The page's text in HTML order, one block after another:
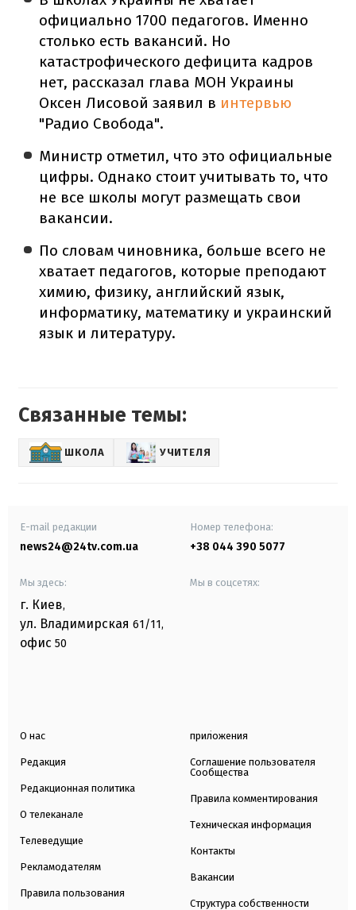
официально 1700 педагогов. Именно
столько есть вакансий. Но
катастрофического дефицита кадров
нет, рассказал глава МОН Украины
Оксен Лисовой заявил в интервью
"Радио Свобода".
Министр отметил, что это официальные
цифры. Однако стоит учитывать то, что
не все школы могут размещать свои
вакансии.
По словам чиновника, больше всего не
хватает педагогов, которые преподают
химию, физику, английский язык,
информатику, математику и украинский
язык и литературу.
Связанные темы:
ШКОЛА УЧИТЕЛЯ
E-mail редакции
news24@24tv.com.ua
Номер телефона:
+38 044 390 5077
Мы здесь:
г. Киев,
ул. Владимирская 61/11,
офис 50
Мы в соцсетях:
О нас
Редакция
Редакционная политика
О телеканале
Телеведущие
Рекламодателям
Правила пользования
приложения
Соглашение пользователя
Сообщества
Правила комментирования
Техническая информация
Контакты
Вакансии
Структура собственности